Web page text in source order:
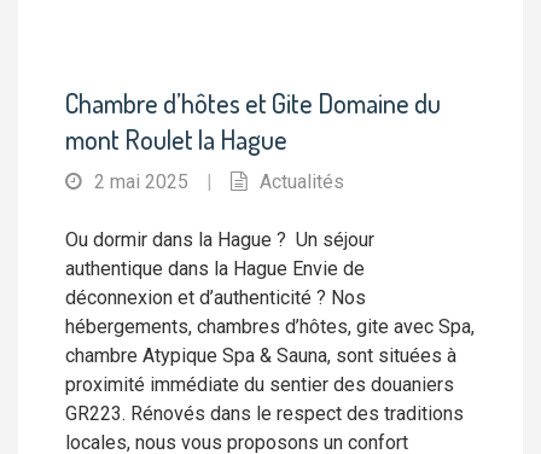
Chambre d’hôtes et Gite Domaine du
mont Roulet la Hague
2 mai 2025 | Actualités
Ou dormir dans la Hague ? Un séjour
authentique dans la Hague Envie de
déconnexion et d’authenticité ? Nos
hébergements, chambres d’hôtes, gite avec Spa,
chambre Atypique Spa & Sauna, sont situées à
proximité immédiate du sentier des douaniers
GR223. Rénovés dans le respect des traditions
locales, nous vous proposons un confort